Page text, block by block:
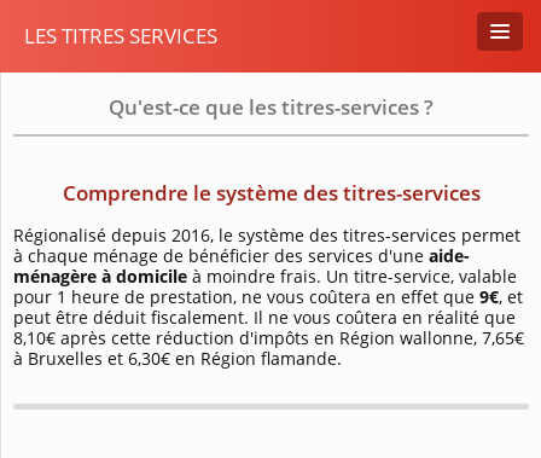
LES TITRES SERVICES
Qu'est-ce que les titres-services ?
Comprendre le système des titres-services
Régionalisé depuis 2016, le système des titres-services permet
à chaque ménage de bénéficier des services d'une aide-
ménagère à domicile à moindre frais. Un titre-service, valable
pour 1 heure de prestation, ne vous coûtera en effet que 9€, et
peut être déduit fiscalement. Il ne vous coûtera en réalité que
8,10€ après cette réduction d'impôts en Région wallonne, 7,65€
à Bruxelles et 6,30€ en Région flamande.